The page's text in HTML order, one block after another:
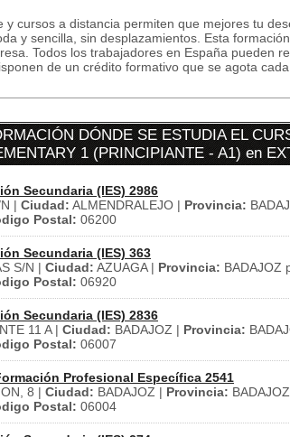
y cursos a distancia permiten que mejores tu
y sencilla, sin desplazamientos. Esta
Todos los trabajadores en España pueden
de un crédito formativo que se agota
DÓNDE SE ESTUDIA EL
1 (PRINCIPIANTE - A1) en
Secundaria (IES) 2986
| Ciudad: ALMENDRALEJO | Provincia:
Postal: 06200
Secundaria (IES) 363
S/N | Ciudad: AZUAGA | Provincia: BADAJOZ
Postal: 06920
Secundaria (IES) 2836
11 A | Ciudad: BADAJOZ | Provincia:
Postal: 06007
Profesional Específica 2541
8 | Ciudad: BADAJOZ | Provincia:
Postal: 06004